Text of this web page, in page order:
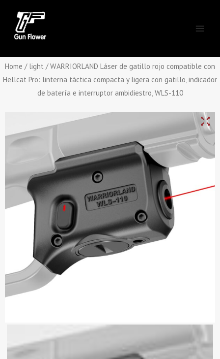
content
Home / light / WARRIORLAND Láser de gatillo rojo compatible con
Hellcat Pro: linterna táctica compacta y ligera con gatillo, indicador
de batería e interruptor ambidiestro, WLS-110